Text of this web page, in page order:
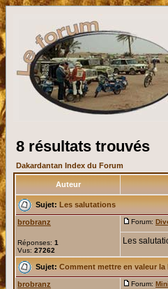
8 résultats trouvés
Dakardantan Index du Forum
Auteur
Sujet:Les salutations
brobranz
Réponses: 1
Vus: 27262
Forum:
Les
Sujet:Comment mettre en valeur
brobranz Forum: